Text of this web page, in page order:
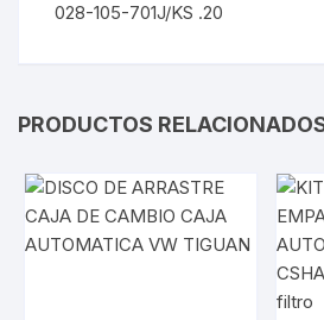
028-105-701J/KS .20
PRODUCTOS